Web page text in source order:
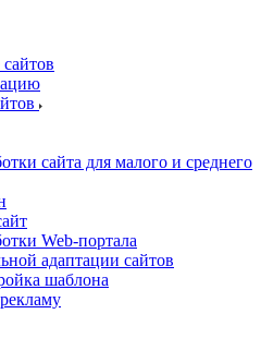
сайта для малого и среднего
Web-портала
адаптации сайтов
шаблона